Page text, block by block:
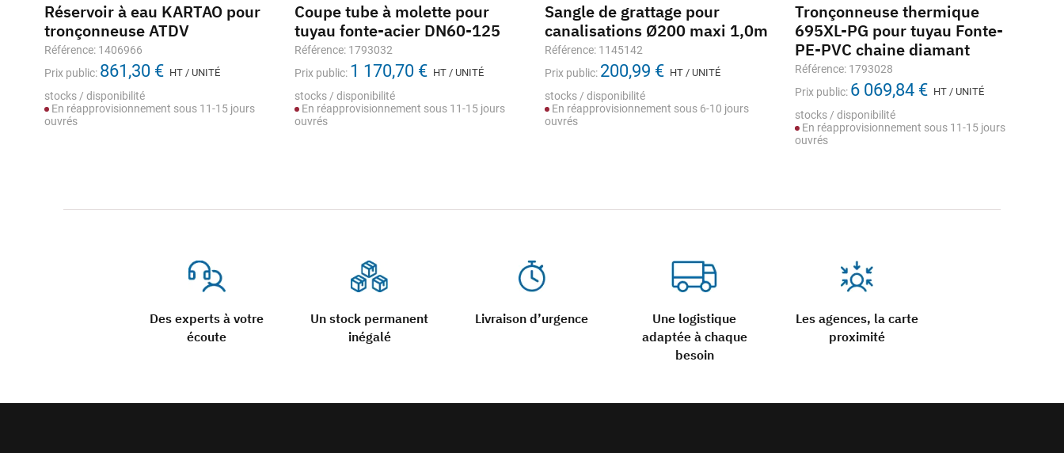
Des experts à votre
écoute
Un stock permanent
inégalé
Livraison d’urgence
Une logistique
adaptée à chaque
besoin
Les agences, la carte
proximité
Réservoir à eau KARTAO pour
tronçonneuse ATDV
Référence: 1406966
Prix public: 861,30 € HT / UNITÉ
stocks / disponibilité
En réapprovisionnement sous 11-15 jours
ouvrés
Coupe tube à molette pour
tuyau fonte-acier DN60-125
Référence: 1793032
Prix public: 1 170,70 € HT / UNITÉ
stocks / disponibilité
En réapprovisionnement sous 11-15 jours
ouvrés
Sangle de grattage pour
canalisations Ø200 maxi 1,0m
Référence: 1145142
Prix public: 200,99 € HT / UNITÉ
stocks / disponibilité
En réapprovisionnement sous 6-10 jours
ouvrés
Tronçonneuse thermique
695XL-PG pour tuyau Fonte-
PE-PVC chaine diamant
Référence: 1793028
Prix public: 6 069,84 € HT / UNITÉ
stocks / disponibilité
En réapprovisionnement sous 11-15 jours
ouvrés